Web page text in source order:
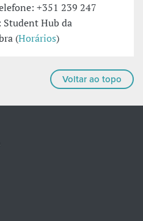
+351 239 247
Student Hub da
(Horários)
Voltar ao topo